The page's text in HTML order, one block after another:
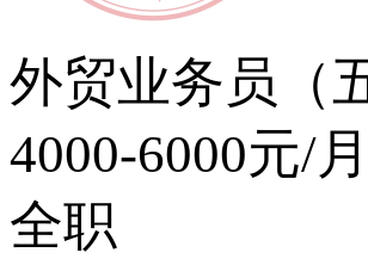
外贸业务员（
4000-6000元/月
全职